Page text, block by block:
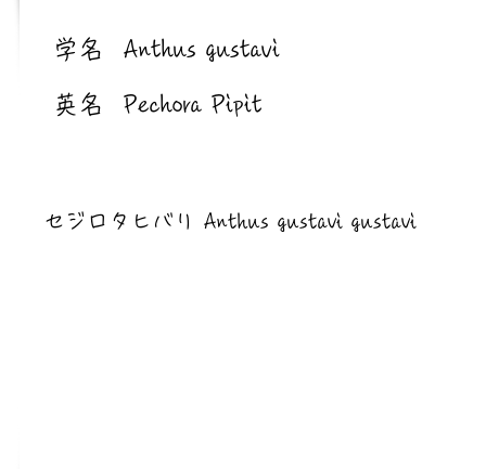
学名 Anthus gustavi
英名 Pechora Pipit
セジロタヒバリ Anthus gustavi gustavi